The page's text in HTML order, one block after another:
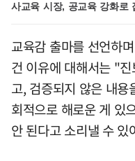
사교육 시장, 공교육 강화로
교육감 출마를 선언하
건 이유에 대해서는 "
고, 검증되지 않은 내
회적으로 해로운 게 있
안 된다고 소리낼 수